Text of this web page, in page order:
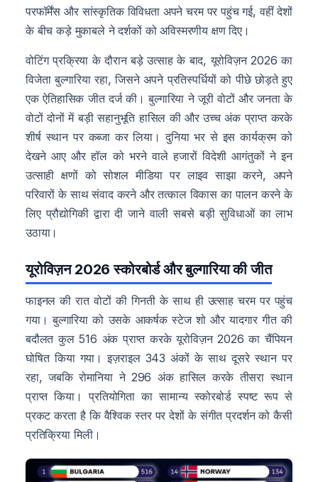
परफॉर्मेंस और सांस्कृतिक विविधता अपने चरम पर पहुंच गई, वहीं देशों
के बीच कड़े मुकाबले ने दर्शकों को अविस्मरणीय क्षण दिए।
वोटिंग प्रक्रिया के दौरान बड़े उत्साह के बाद, यूरोविज़न 2026 का
विजेता बुल्गारिया रहा, जिसने अपने प्रतिस्पर्धियों को पीछे छोड़ते हुए
एक ऐतिहासिक जीत दर्ज की। बुल्गारिया ने जूरी वोटों और जनता के
वोटों दोनों में बड़ी सहानुभूति हासिल की और उच्च अंक प्राप्त करके
शीर्ष स्थान पर कब्जा कर लिया। दुनिया भर से इस कार्यक्रम को
देखने आए और हॉल को भरने वाले हजारों विदेशी आगंतुकों ने इन
उत्साही क्षणों को सोशल मीडिया पर लाइव साझा करने, अपने
परिवारों के साथ संवाद करने और तत्काल विकास का पालन करने के
लिए प्रौद्योगिकी द्वारा दी जाने वाली सबसे बड़ी सुविधाओं का लाभ
उठाया।
यूरोविज़न 2026 स्कोरबोर्ड और बुल्गारिया की जीत
फाइनल की रात वोटों की गिनती के साथ ही उत्साह चरम पर पहुंच
गया। बुल्गारिया को उसके आकर्षक स्टेज शो और यादगार गीत की
बदौलत कुल 516 अंक प्राप्त करके यूरोविज़न 2026 का चैंपियन
घोषित किया गया। इज़राइल 343 अंकों के साथ दूसरे स्थान पर
रहा, जबकि रोमानिया ने 296 अंक हासिल करके तीसरा स्थान
प्राप्त किया। प्रतियोगिता का सामान्य स्कोरबोर्ड स्पष्ट रूप से
प्रकट करता है कि वैश्विक स्तर पर देशों के संगीत प्रदर्शन को कैसी
प्रतिक्रिया मिली।